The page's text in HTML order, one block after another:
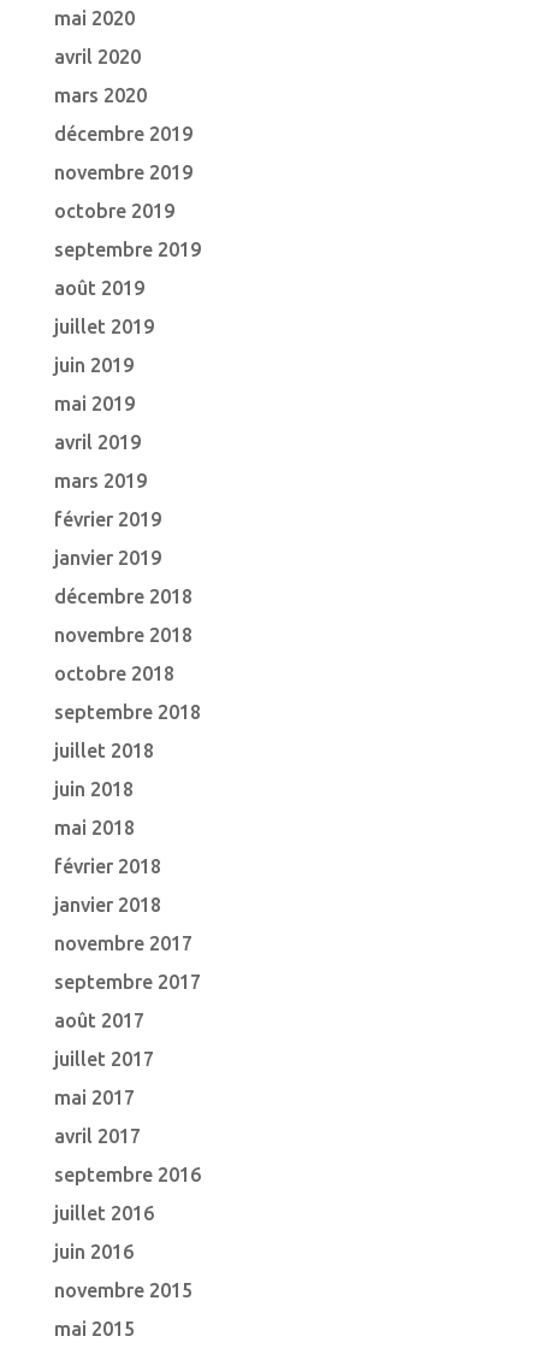
mai 2020
avril 2020
mars 2020
décembre 2019
novembre 2019
octobre 2019
septembre 2019
août 2019
juillet 2019
juin 2019
mai 2019
avril 2019
mars 2019
février 2019
janvier 2019
décembre 2018
novembre 2018
octobre 2018
septembre 2018
juillet 2018
juin 2018
mai 2018
février 2018
janvier 2018
novembre 2017
septembre 2017
août 2017
juillet 2017
mai 2017
avril 2017
septembre 2016
juillet 2016
juin 2016
novembre 2015
mai 2015